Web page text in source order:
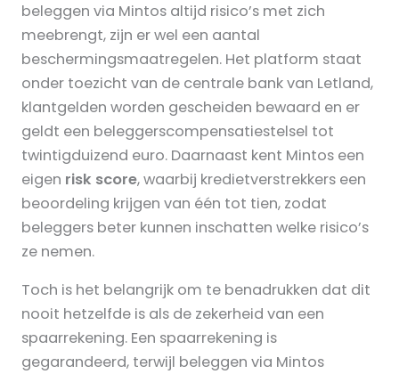
beleggen via Mintos altijd risico’s met zich
meebrengt, zijn er wel een aantal
beschermingsmaatregelen. Het platform staat
onder toezicht van de centrale bank van Letland,
klantgelden worden gescheiden bewaard en er
geldt een beleggerscompensatiestelsel tot
twintigduizend euro. Daarnaast kent Mintos een
eigen risk score, waarbij kredietverstrekkers een
beoordeling krijgen van één tot tien, zodat
beleggers beter kunnen inschatten welke risico’s
ze nemen.
Toch is het belangrijk om te benadrukken dat dit
nooit hetzelfde is als de zekerheid van een
spaarrekening. Een spaarrekening is
gegarandeerd, terwijl beleggen via Mintos